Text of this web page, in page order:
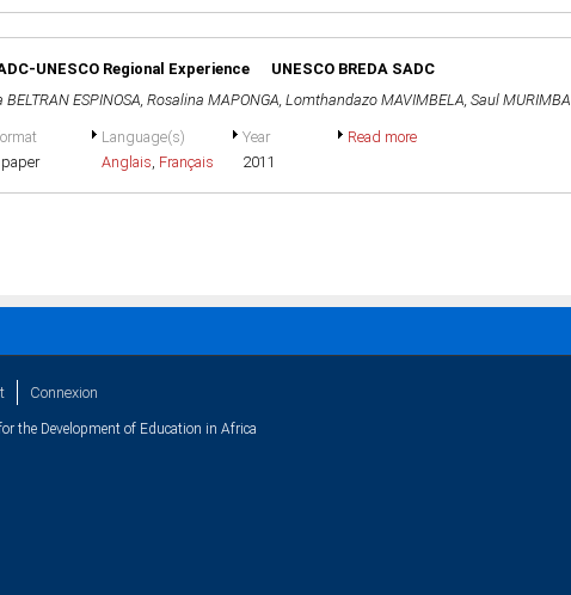
UNESCO Regional Experience UNESCO BREDA SADC
ESPINOSA, Rosalina MAPONGA, Lomthandazo MAVIMBELA, Saul MURIMBA
Language(s)
Anglais, Français
Year
2011
Read more
Connexion
the Development of Education in Africa